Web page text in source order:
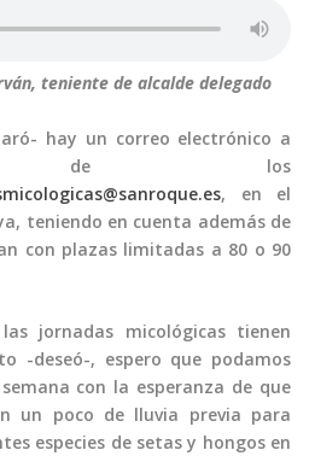
teniente de alcalde delegado
hay un correo electrónico a
de los
, en el
teniendo en cuenta además de
con plazas limitadas a 80 o 90
jornadas micológicas tienen
-deseó-, espero que podamos
con la esperanza de que
un poco de lluvia previa para
especies de setas y hongos en